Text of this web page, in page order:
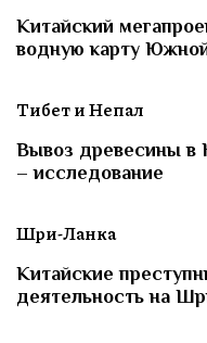
Китайский
водную карту
Тибет и Непал
Вывоз древесины в
– исследование
Шри-Ланка
Китайские
деятельность на